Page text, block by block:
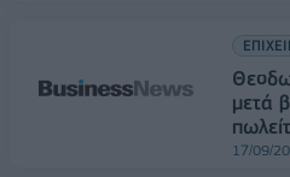
μετά
17/09/